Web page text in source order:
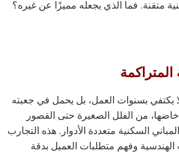
فما الذي يجعله مميزًا عن غيره؟
المتراكمة
يكتفي بسنوات العمل، بل يحمل في جعبته
من الفلل الصغيرة حتى القصور
السكنية متعددة الأدوار. هذه التجارب
وفهم متطلبات العميل بدقة